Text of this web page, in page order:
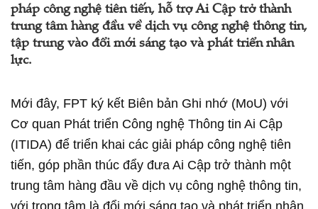
pháp công nghệ tiên tiến, hỗ trợ Ai Cập trở thành
trung tâm hàng đầu về dịch vụ công nghệ thông tin,
tập trung vào đổi mới sáng tạo và phát triển nhân
lực.
Mới đây, FPT ký kết Biên bản Ghi nhớ (MoU) với
Cơ quan Phát triển Công nghệ Thông tin Ai Cập
(ITIDA) để triển khai các giải pháp công nghệ tiên
tiến, góp phần thúc đẩy đưa Ai Cập trở thành một
trung tâm hàng đầu về dịch vụ công nghệ thông tin,
với trọng tâm là đổi mới sáng tạo và phát triển nhân